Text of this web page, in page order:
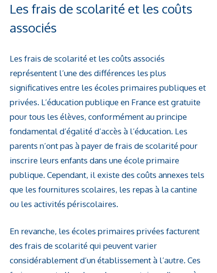
Les frais de scolarité et les coûts
associés
Les frais de scolarité et les coûts associés
représentent l’une des différences les plus
significatives entre les écoles primaires publiques et
privées. L’éducation publique en France est gratuite
pour tous les élèves, conformément au principe
fondamental d’égalité d’accès à l’éducation. Les
parents n’ont pas à payer de frais de scolarité pour
inscrire leurs enfants dans une école primaire
publique. Cependant, il existe des coûts annexes tels
que les fournitures scolaires, les repas à la cantine
ou les activités périscolaires.
En revanche, les écoles primaires privées facturent
des frais de scolarité qui peuvent varier
considérablement d’un établissement à l’autre. Ces